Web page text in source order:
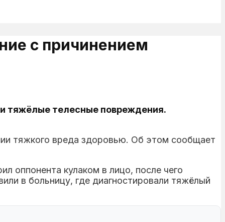
с причинением
тяжёлые телесные повреждения.
тяжкого вреда здоровью. Об этом сообщает
оппонента кулаком в лицо, после чего
в больницу, где диагностировали тяжёлый